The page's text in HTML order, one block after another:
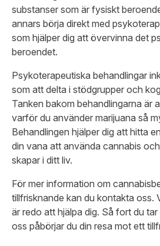
substanser som är fysiskt
annars börja direkt med
som hjälper dig att övervinna det
beroendet.
Psykoterapeutiska behandlingar
som att delta i stödgrupper och
Tanken bakom behandlingarna är
varför du använder marijuana så
Behandlingen hjälper dig att hitta
din vana att använda cannabis
skapar i ditt liv.
För mer information om
tillfrisknande kan du kontakta oss.
är redo att hjälpa dig. Så fort du
oss påbörjar du din resa mot ett